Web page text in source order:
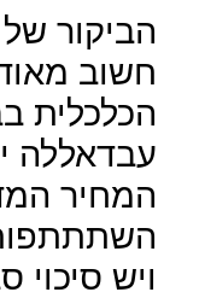
הביקור
חשוב
הכלכלית
עבדאללה
המחיר
השתתתפות
ויש